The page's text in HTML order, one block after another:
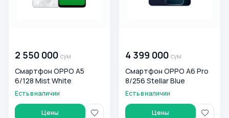
2 550 000 сум
Смартфон OPPO A5
6/128 Mist White
Есть в наличии
Цены
4 399 000 сум
Смартфон OPPO A6 Pro
8/256 Stellar Blue
Есть в наличии
Цены